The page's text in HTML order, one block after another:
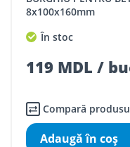
8x100x160mm
În stoc
119 MDL /
Compară
Adaugă în coş